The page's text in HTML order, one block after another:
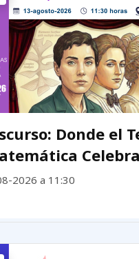
Donde el
de mujeres
2026 a 11:30